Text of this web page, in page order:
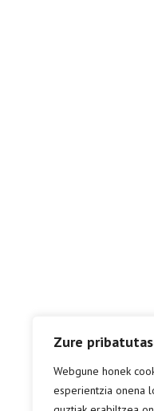
Zure
Webgune honek
esperientzia onena